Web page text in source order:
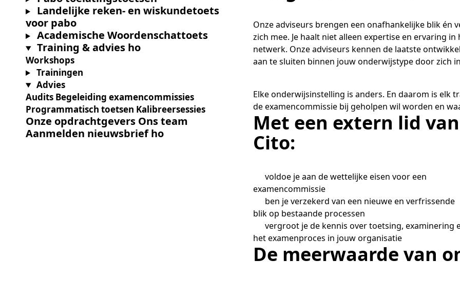
Snel naar
Bestellen
Jaarkalender
Nieuwsbrief Kijk- en luistertoetsen
Snel naar
Ondersteuning
Reken- en taalontwikkeling
Training Beoordelen
Training Toetsdeskundige
Training Examencommissie
Academische Woordenschattoets
Training & advies ho
Aanmelden nieuwsbrief ho
Snel naar
Academische Woordenschattoets
Onze opdrachtgevers
Staatsexamen Nt2
Snel naar
Alfa-toetsen Volwassenenonderwijs
Alfa-toetsen ISK
Zorg & welzijn
Nienke Elijzen
Saila Kiriwenno-Dovermann
Peter van den Berg
Wouter Roelofs
De leeropbrengst van
Kennisbank Stichting Cito
Toetstechnische
Onze adviseurs brengen een onafhankelijke blik én
zich mee. Je haalt niet alleen expertise en ervaring
netwerk. Onze adviseurs kennen de laatste
aan te sluiten binnen jouw onderwijstype door zich
Elke onderwijsinstelling is anders. En daarom is elk
de examencommissie bij geholpen wil worden en
Met een extern lid van
Cito:
voldoe je aan de wettelijke eisen voor een
examencommissie
ben je verzekerd van een nieuwe en verfrissende
blik op bestaande processen
vergroot je de kennis over toetsing, examinering
het examenproces in jouw organisatie
De meerwaarde van
Landelijke reken- en wiskundetoets
voor pabo
Academische Woordenschattoets
Training & advies ho
Workshops
Trainingen
Advies
Audits Begeleiding examencommissies
Programmatisch toetsen Kalibreersessies
Onze opdrachtgevers Ons team
Aanmelden nieuwsbrief ho